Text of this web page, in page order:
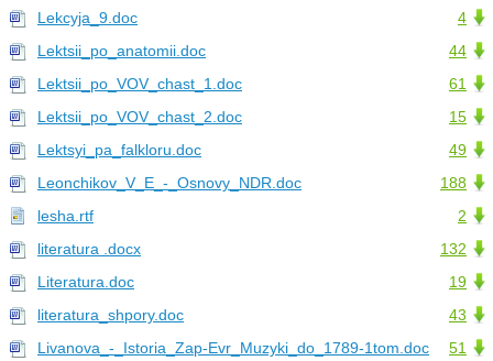
4
Lekcyja_9.doc
44
Lektsii_po_anatomii.doc
61
Lektsii_po_VOV_chast_1.doc
15
Lektsii_po_VOV_chast_2.doc
49
Lektsyi_pa_falkloru.doc
188
Leonchikov_V_E_-_Osnovy_NDR.doc
2
lesha.rtf
132
literatura .docx
19
Literatura.doc
43
literatura_shpory.doc
51
Livanova_-_Istoria_Zap-Evr_Muzyki_do_1789-1tom.doc